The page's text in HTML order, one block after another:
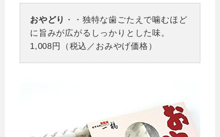
おやどり ・・独特な歯ごたえで噛むほど
に旨みが広がるしっかりとした味。
1,008円（税込／おみやげ価格）